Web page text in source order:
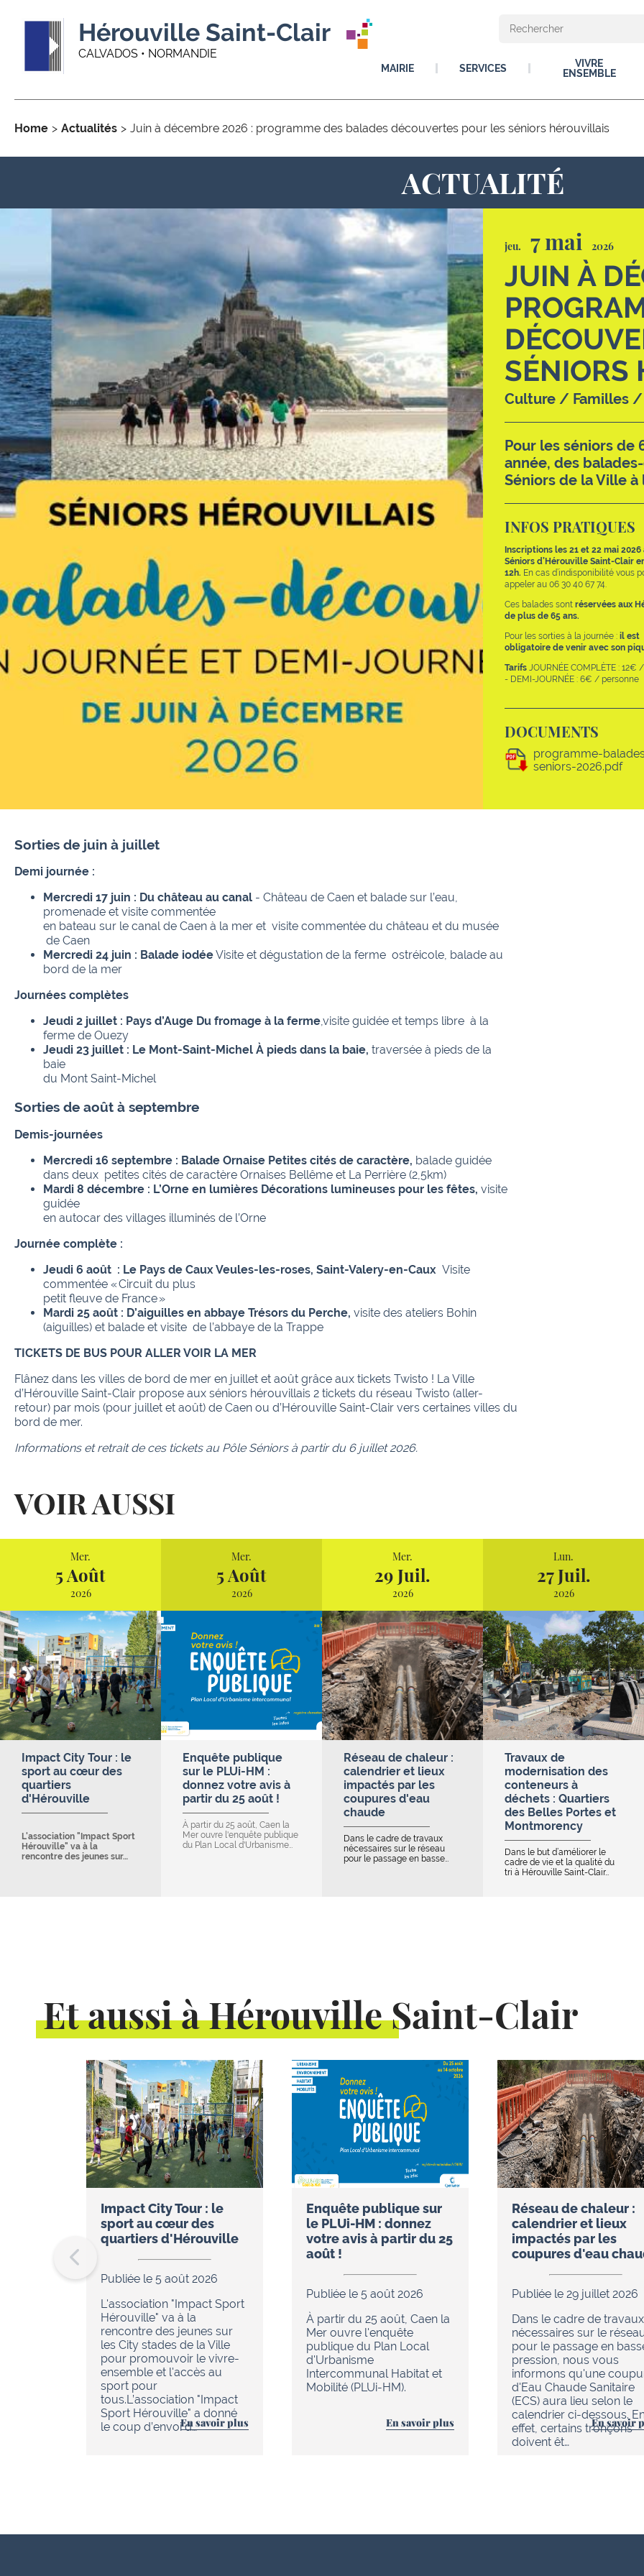
Hérouville Saint-Clair
CALVADOS • NORMANDIE
MAIRIE SERVICES
VIVRE
ENSEMBLE
Home Actualités Juin à décembre 2026 : programme des balades découvertes pour les séniors hérouvillais
ACTUALITÉ
jeu. 7 mai 2026
JUIN À
SÉNIORS
Culture / Familles /
Pour les séniors de
année, des
Séniors de la Ville
INFOS PRATIQUES
Inscriptions les 21 et 22 mai 2026
Séniors d’Hérouville Saint-Clair
12h. En cas d’indisponibilité vous
appeler au 06 30 40 67 74.
Ces balades sont réservées aux
de plus de 65 ans.
Pour les sorties à la journée : il est
obligatoire de venir avec son
Tarifs JOURNÉE COMPLÈTE : 12€
- DEMI-JOURNÉE : 6€ / personne
DOCUMENTS
programme-
seniors-2026.pdf
Sorties de juin à juillet
Demi journée :
Mercredi 17 juin : Du château au canal - Château de Caen et balade sur l’eau,
promenade et visite commentée
en bateau sur le canal de Caen à la mer et visite commentée du château et du musée
de Caen
Mercredi 24 juin : Balade iodéeVisite et dégustation de la ferme ostréicole, balade au
bord de la mer
Journées complètes
Jeudi 2 juillet : Pays d’Auge Du fromage à la ferme,visite guidée et temps libre à la
ferme de Ouezy
Jeudi 23 juillet : Le Mont-Saint-Michel À pieds dans la baie, traversée à pieds de la
baie
du Mont Saint-Michel
Sorties de août à septembre
Demis-journées
Mercredi 16 septembre : Balade Ornaise Petites cités de caractère, balade guidée
dans deux petites cités de caractère Ornaises Bellême et La Perrière (2,5km)
Mardi 8 décembre : L’Orne en lumières Décorations lumineuses pour les fêtes, visite
guidée
en autocar des villages illuminés de l’Orne
Journée complète :
Jeudi 6 août : Le Pays de Caux Veules-les-roses, Saint-Valery-en-Caux Visite
commentée « Circuit du plus
petit fleuve de France »
Mardi 25 août : D’aiguilles en abbaye Trésors du Perche, visite des ateliers Bohin
(aiguilles) et balade et visite de l’abbaye de la Trappe
TICKETS DE BUS POUR ALLER VOIR LA MER
Flânez dans les villes de bord de mer en juillet et août grâce aux tickets Twisto ! La Ville
d’Hérouville Saint-Clair propose aux séniors hérouvillais 2 tickets du réseau Twisto (aller-
retour) par mois (pour juillet et août) de Caen ou d’Hérouville Saint-Clair vers certaines villes du
bord de mer.
Informations et retrait de ces tickets au Pôle Séniors à partir du 6 juillet 2026.
VOIR AUSSI
Mer.
5 Août
2026
Impact City Tour : le
sport au cœur des
quartiers
d'Hérouville
L'association "Impact Sport
Hérouville" va à la
rencontre des jeunes sur…
Mer.
5 Août
2026
Enquête publique
sur le PLUi-HM :
donnez votre avis à
partir du 25 août !
À partir du 25 août, Caen la
Mer ouvre l'enquête publique
du Plan Local d'Urbanisme…
Mer.
29 Juil.
2026
Réseau de chaleur :
calendrier et lieux
impactés par les
coupures d'eau
chaude
Dans le cadre de travaux
nécessaires sur le réseau
pour le passage en basse…
Lun.
27 Juil.
2026
Travaux de
modernisation des
conteneurs à
déchets : Quartiers
des Belles Portes et
Montmorency
Dans le but d’améliorer le
cadre de vie et la qualité du
tri à Hérouville Saint-Clair…
Et aussi à Hérouville Saint-Clair
Impact City Tour : le
sport au cœur des
quartiers d'Hérouville
Publiée le 5 août 2026
L'association "Impact Sport
Hérouville" va à la
rencontre des jeunes sur
les City stades de la Ville
pour promouvoir le vivre-
ensemble et l'accès au
sport pour
tous.L’association "Impact
Sport Hérouville" a donné
le coup d’envoi d…En savoir plus
Enquête publique sur
le PLUi-HM : donnez
votre avis à partir du 25
août !
Publiée le 5 août 2026
À partir du 25 août, Caen la
Mer ouvre l'enquête
publique du Plan Local
d'Urbanisme
Intercommunal Habitat et
Mobilité (PLUi-HM).
En savoir plus
Réseau de chaleur :
calendrier et lieux
impactés par les
coupures d'eau
Publiée le 29 juillet 2026
Dans le cadre de travaux
nécessaires sur le
pour le passage en
pression, nous vous
informons qu'une
d'Eau Chaude Sanitaire
(ECS) aura lieu selon le
calendrier ci-dessous.
effet, certains tronçons
doivent êt…
En savoir